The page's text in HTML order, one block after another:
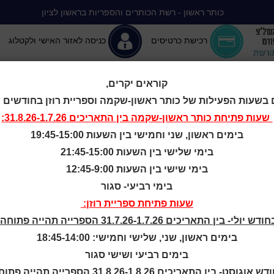
כותר ראשון - רשת הכותרים והספריות בראשון לציון
רכישת כרטיסים כניסה לאזור האישי ולקטלוג
ללא הפסקה המומלצים שלנו אירועים ופעילויות מידע ראשון: מרכז
נווה
יהיו
22.6.23
קוראים יקרים,
בשעות הפעילות של כותר ראשון-שקמה וספריית רוזן בחודשים יולי-
שעות פתיחת כותר ראשון-שקמה בין התאריכים 31.8.26-1.7.26:
בימים ראשון, שני וחמישי בין השעות 19:45-15:00
בימי שלישי בין השעות 21:45-15:00
בימי שישי בין השעות 12:45-9:00
בימי רביעי- סגור
שעות פתיחת ספריית רוזן:
יולי- בין התאריכים 31.7.26-1.7.26 הספרייה תהייה פתוחה:
בימים ראשון, שני, שלישי וחמישי: 18:45-14:00
בימים רביעי ושישי סגור
אוגוסט- בין התאריכים 31.8.26-1.8.26 הספרייה תהייה פתוחה: